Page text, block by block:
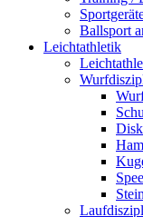
Ballsport
Leichtathletik